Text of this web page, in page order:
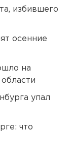
избившего
осенние
на
упал
что